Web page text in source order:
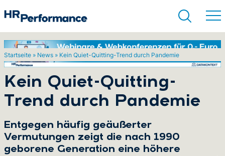
Startseite » News » Kein Quiet-Quitting-Trend durch Pandemie
Kein Quiet-Quitting-
Trend durch Pandemie
Entgegen häufig geäußerter
Vermutungen zeigt die nach 1990
geborene Generation eine höhere